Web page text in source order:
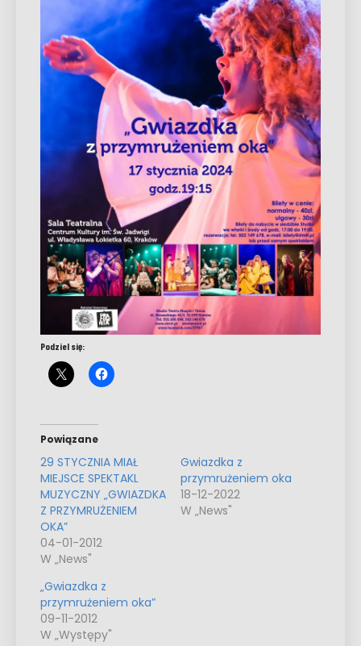
Podziel się:
Powiązane
29 STYCZNIA MIAŁ
MIEJSCE SPEKTAKL
MUZYCZNY „GWIAZDKA
Z PRZYMRUŻENIEM
OKA”
04-01-2012
W „News"
Gwiazdka z
przymrużeniem oka
18-12-2022
W „News"
„Gwiazdka z
przymrużeniem oka”
09-11-2012
W „Występy"